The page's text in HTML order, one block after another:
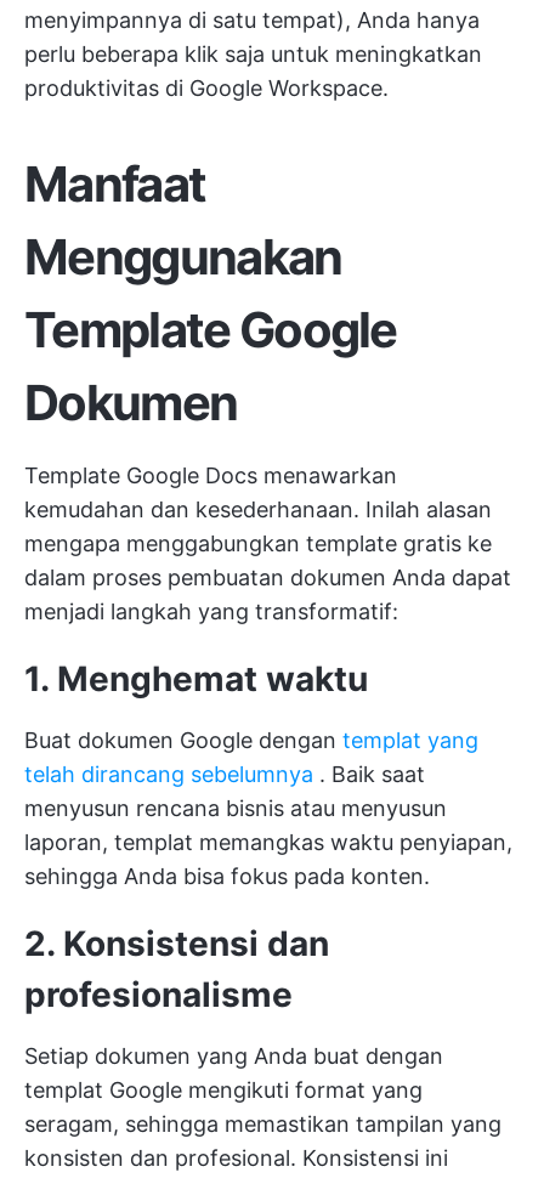
menyimpannya di satu tempat), Anda hanya
perlu beberapa klik saja untuk meningkatkan
produktivitas di Google Workspace.
Manfaat
Menggunakan
Template Google
Dokumen
Template Google Docs menawarkan
kemudahan dan kesederhanaan. Inilah alasan
mengapa menggabungkan template gratis ke
dalam proses pembuatan dokumen Anda dapat
menjadi langkah yang transformatif:
1. Menghemat waktu
Buat dokumen Google dengan templat yang
telah dirancang sebelumnya . Baik saat
menyusun rencana bisnis atau menyusun
laporan, templat memangkas waktu penyiapan,
sehingga Anda bisa fokus pada konten.
2. Konsistensi dan
profesionalisme
Setiap dokumen yang Anda buat dengan
templat Google mengikuti format yang
seragam, sehingga memastikan tampilan yang
konsisten dan profesional. Konsistensi ini